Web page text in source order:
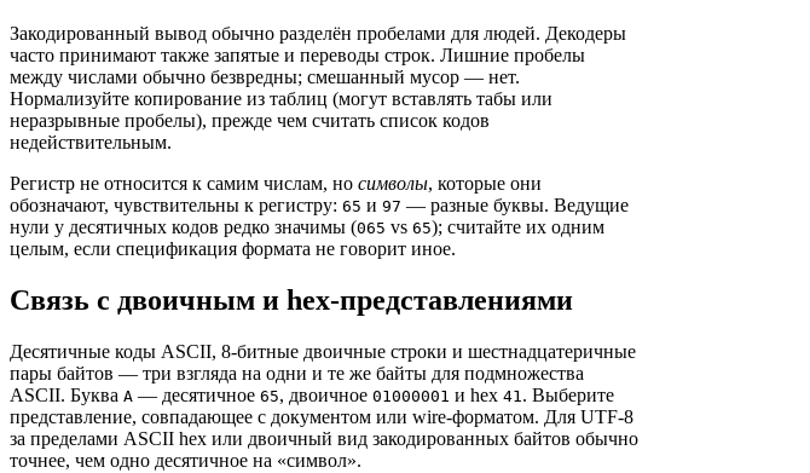
Закодированный вывод обычно разделён пробелами для людей. Декодеры
часто принимают также запятые и переводы строк. Лишние пробелы
между числами обычно безвредны; смешанный мусор — нет.
Нормализуйте копирование из таблиц (могут вставлять табы или
неразрывные пробелы), прежде чем считать список кодов
недействительным.
Регистр не относится к самим числам, но символы, которые они
обозначают, чувствительны к регистру: 65 и 97 — разные буквы. Ведущие
нули у десятичных кодов редко значимы (065 vs 65); считайте их одним
целым, если спецификация формата не говорит иное.
Связь с двоичным и hex-представлениями
Десятичные коды ASCII, 8-битные двоичные строки и шестнадцатеричные
пары байтов — три взгляда на одни и те же байты для подмножества
ASCII. Буква A — десятичное 65, двоичное 01000001 и hex 41. Выберите
представление, совпадающее с документом или wire-форматом. Для UTF-8
за пределами ASCII hex или двоичный вид закодированных байтов обычно
точнее, чем одно десятичное на «символ».